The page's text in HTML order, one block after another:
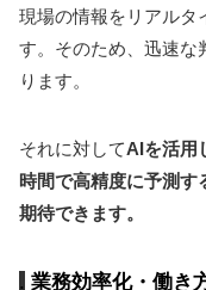
現場の情報をリアルタ
す。そのため、迅速な
ります。
それに対してAIを活用
時間で高精度に予測す
期待できます。
業務効率化・働き